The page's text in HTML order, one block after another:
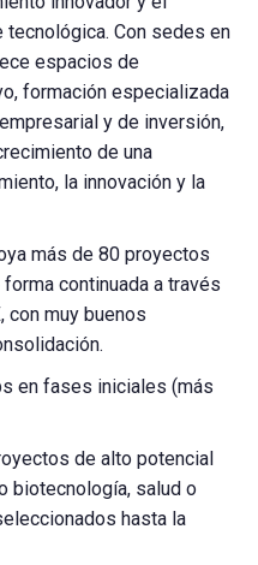
Con sedes en
espacios de
formación especializada
y de inversión,
de una
la innovación y la
más de 80 proyectos
continuada a través
con muy buenos
en fases iniciales (más
de alto potencial
biotecnología, salud o
hasta la